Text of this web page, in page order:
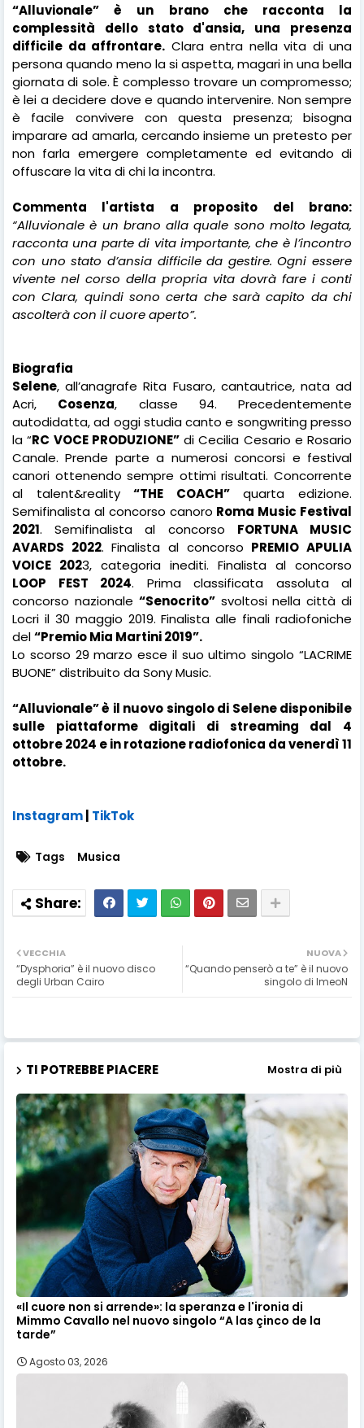
“Alluvionale” è un brano che racconta la
complessità dello stato d'ansia, una presenza
difficile da affrontare. Clara entra nella vita di una
persona quando meno la si aspetta, magari in una bella
giornata di sole. È complesso trovare un compromesso;
è lei a decidere dove e quando intervenire. Non sempre
è facile convivere con questa presenza; bisogna
imparare ad amarla, cercando insieme un pretesto per
non farla emergere completamente ed evitando di
offuscare la vita di chi la incontra.
Commenta l'artista a proposito del brano:
“Alluvionale è un brano alla quale sono molto legata,
racconta una parte di vita importante, che è l’incontro
con uno stato d’ansia difficile da gestire. Ogni essere
vivente nel corso della propria vita dovrà fare i conti
con Clara, quindi sono certa che sarà capito da chi
ascolterà con il cuore aperto”.
Biografia
Selene, all’anagrafe Rita Fusaro, cantautrice, nata ad
Acri, Cosenza, classe 94. Precedentemente
autodidatta, ad oggi studia canto e songwriting presso
la “RC VOCE PRODUZIONE”di Cecilia Cesario e Rosario
Canale. Prende parte a numerosi concorsi e festival
canori ottenendo sempre ottimi risultati. Concorrente
al talent&reality“THE COACH”quarta edizione.
Semifinalista al concorso canoro Roma Music Festival
2021. Semifinalista al concorso FORTUNA MUSIC
AVARDS 2022. Finalista al concorso PREMIO APULIA
VOICE 2023, categoria inediti. Finalista al concorso
LOOP FEST 2024. Prima classificata assoluta al
concorso nazionale “Senocrito”svoltosi nella città di
Locri il 30 maggio 2019. Finalista alle finali radiofoniche
del“Premio Mia Martini 2019”.
Lo scorso 29 marzo esce il suo ultimo singolo “LACRIME
BUONE” distribuito da Sony Music.
“Alluvionale” è il nuovo singolo di Selenedisponibile
sulle piattaforme digitali di streaming dal 4
ottobre 2024 e in rotazione radiofonica da venerdì 11
ottobre.
Instagram| TikTok
Tags Musica
NUOVA
“Quando penserò a te” è il nuovo
singolo di ImeoN
VECCHIA
“Dysphoria” è il nuovo disco
degli Urban Cairo
TI POTREBBE PIACERE Mostra di più
«Il cuore non si arrende»: la speranza e l'ironia di
Mimmo Cavallo nel nuovo singolo “A las çinco de la
tarde”
Agosto 03, 2026